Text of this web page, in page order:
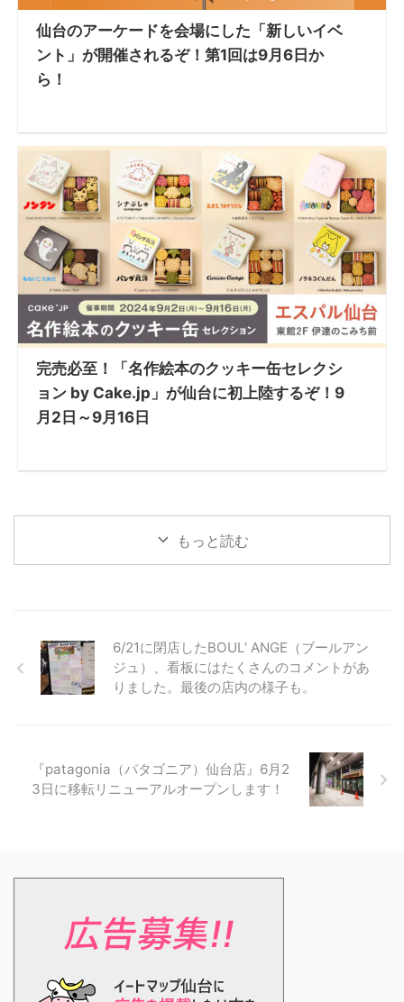
仙台のアーケードを会場にした「新しいイベ
ント」が開催されるぞ！第1回は9月6日か
ら！
完売必至！「名作絵本のクッキー缶セレクシ
ョン by Cake.jp」が仙台に初上陸するぞ！9
月2日～9月16日
もっと読む
6/21に閉店したBOUL' ANGE（ブールアン
ジュ）、看板にはたくさんのコメントがあ
りました。最後の店内の様子も。
『patagonia（パタゴニア）仙台店』6月2
3日に移転リニューアルオープンします！